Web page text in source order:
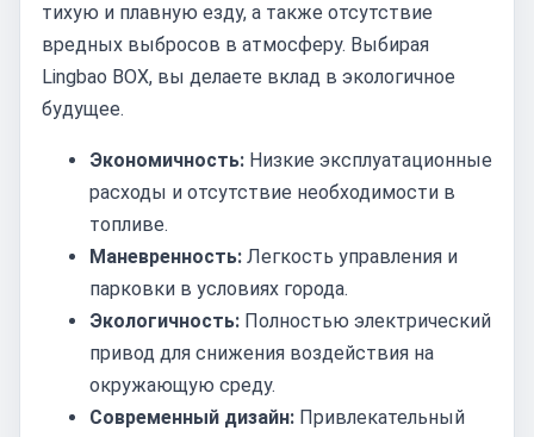
тихую и плавную езду, а также отсутствие
вредных выбросов в атмосферу. Выбирая
Lingbao BOX, вы делаете вклад в экологичное
будущее.
Экономичность: Низкие эксплуатационные
расходы и отсутствие необходимости в
топливе.
Маневренность: Легкость управления и
парковки в условиях города.
Экологичность: Полностью электрический
привод для снижения воздействия на
окружающую среду.
Современный дизайн: Привлекательный